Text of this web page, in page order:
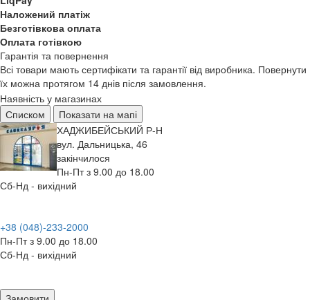
Наложений платіж
Безготівкова оплата
Оплата готівкою
Гарантія та повернення
Всі товари мають сертифікати та гарантії від виробника. Повернути
їх можна протягом 14 днів після замовлення.
Наявність у магазинах
Списком
Показати на мапі
ХАДЖИБЕЙСЬКИЙ Р-Н
вул. Дальницька, 46
закінчилося
Пн-Пт з 9.00 до 18.00
Сб-Нд - вихідний
+38 (048)-233-2000
Пн-Пт з 9.00 до 18.00
Сб-Нд - вихідний